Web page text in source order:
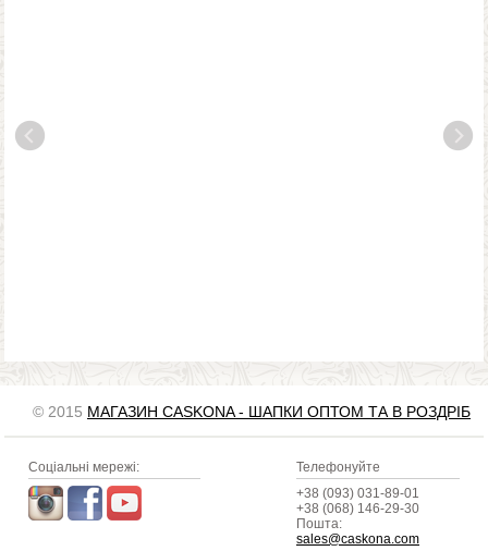
© 2015 МАГАЗИН CASKONA - ШАПКИ ОПТОМ ТА В РОЗДРІБ
Соціальні мережі:
Телефонуйте
+38 (093) 031-89-01
+38 (068) 146-29-30
Пошта:
sales@caskona.com